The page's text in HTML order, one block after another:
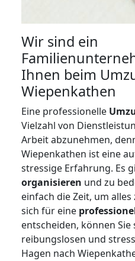
Wir sind ein
Ihnen beim
Wiepenkathen
Eine professionelle
Vielzahl von
Arbeit abzunehmen,
Wiepenkathen ist eine
stressige Erfahrung. Es
organisieren und zu
einfach die Zeit, um
sich für eine
entscheiden, können Sie
reibungslosen und
Hagen nach